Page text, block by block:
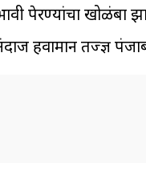
पेरण्यांचा
हवामान तज्ज्ञ